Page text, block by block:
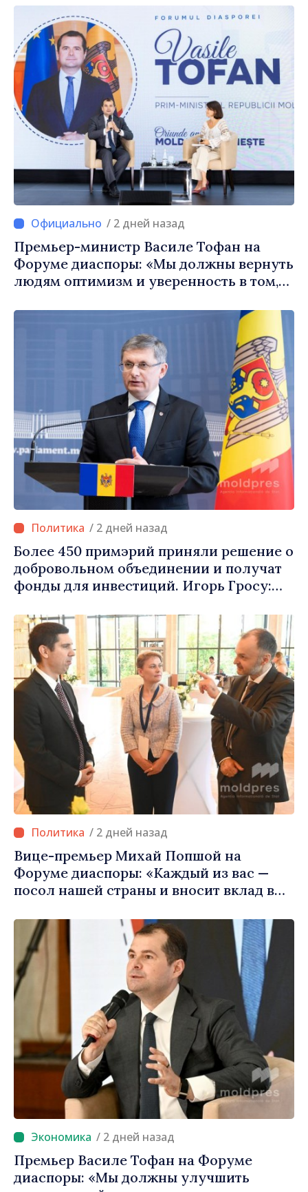
/ 2 дней назад
Премьер-министр Василе Тофан на
Форуме диаспоры: «Мы должны вернуть
людям оптимизм и уверенность в том,
правильном направлении»
/ 2 дней назад
Более 450 примэрий приняли решение о
добровольном объединении и получат
фонды для инвестиций. Игорь Гросу:
населённым пунктам шанс
развиваться»
/ 2 дней назад
Вице-премьер Михай Попшой на
Форуме диаспоры: «Каждый из вас —
посол нашей страны и вносит вклад в
Молдова»
/ 2 дней назад
Премьер Василе Тофан на Форуме
диаспоры: «Мы должны улучшить